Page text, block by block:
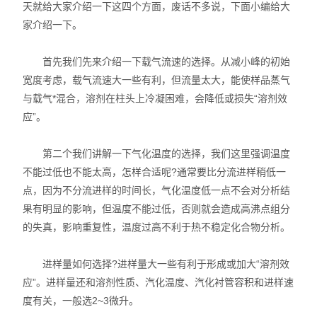
标准品
天就给大家介绍一下这四个方面，废话不多说，下面小编给大
家介绍一下。
首先我们先来介绍一下载气流速的选择。从减小峰的初始
宽度考虑，载气流速大一些有利，但流量太大，能使样品蒸气
与载气*混合，溶剂在柱头上冷凝困难，会降低或损失“溶剂效
应”。
第二个我们讲解一下气化温度的选择，我们这里强调温度
不能过低也不能太高，怎样合适呢?通常要比分流进样稍低一
点，因为不分流进样的时间长，气化温度低一点不会对分析结
果有明显的影响，但温度不能过低，否则就会造成高沸点组分
的失真，影响重复性，温度过高不利于热不稳定化合物分析。
进样量如何选择?进样量大一些有利于形成或加大“溶剂效
应”。进样量还和溶剂性质、汽化温度、汽化衬管容积和进样速
度有关，一般选2~3微升。